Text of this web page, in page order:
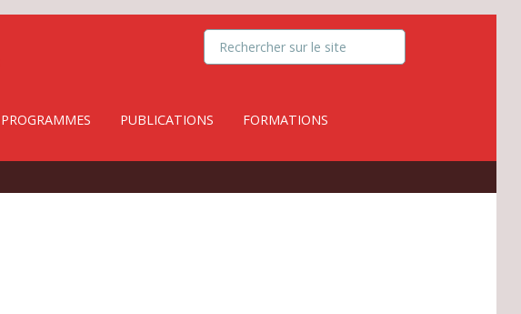
PROGRAMMES PUBLICATIONS FORMATIONS